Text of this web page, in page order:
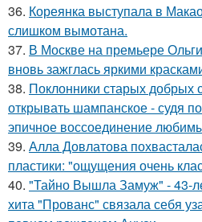
36. Кореянка выступала в
слишком вымотана.
37. В Москве на премьере
вновь зажглась яркими
38. Поклонники старых добрых
открывать шампанское - судя
эпичное воссоединение
39. Алла Довлатова
пластики: "ощущения очень
40. "Тайно Вышла Замуж" - 43-
хита "Прованс" связала себя